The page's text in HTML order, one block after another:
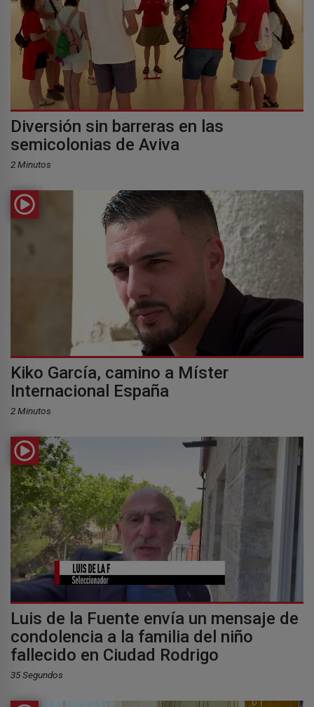
Diversión sin barreras en las
semicolonias de Aviva
2 Minutos
Kiko García, camino a Míster
Internacional España
2 Minutos
Luis de la Fuente envía un mensaje de
condolencia a la familia del niño
fallecido en Ciudad Rodrigo
35 Segundos